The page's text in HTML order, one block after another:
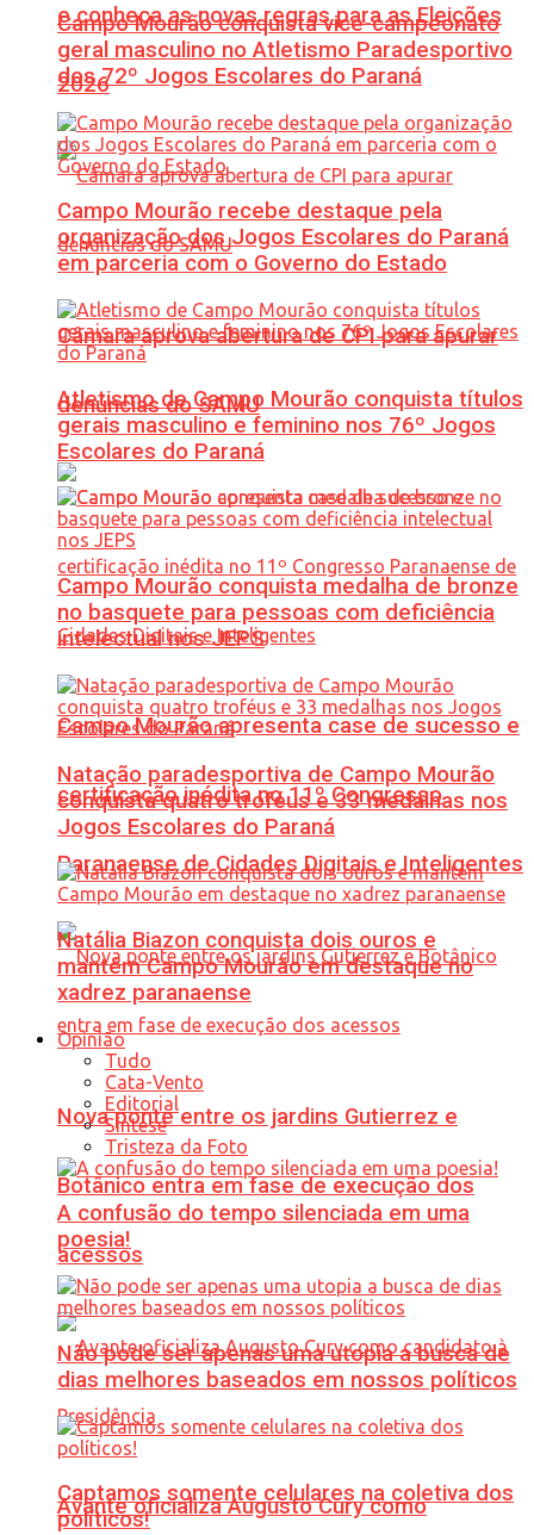
e conheça as novas regras para as Eleições
2026
Câmara aprova abertura de CPI para apurar
denúncias do SAMU
Campo Mourão apresenta case de sucesso e
certificação inédita no 11º Congresso
Paranaense de Cidades Digitais e Inteligentes
Nova ponte entre os jardins Gutierrez e
Botânico entra em fase de execução dos
acessos
Avante oficializa Augusto Cury como
Campo Mourão conquista vice-campeonato
geral masculino no Atletismo Paradesportivo
dos 72º Jogos Escolares do Paraná
Campo Mourão recebe destaque pela
organização dos Jogos Escolares do Paraná
em parceria com o Governo do Estado
Atletismo de Campo Mourão conquista títulos
gerais masculino e feminino nos 76º Jogos
Escolares do Paraná
Campo Mourão conquista medalha de bronze
no basquete para pessoas com deficiência
intelectual nos JEPS
Natação paradesportiva de Campo Mourão
conquista quatro troféus e 33 medalhas nos
Jogos Escolares do Paraná
Natália Biazon conquista dois ouros e
mantém Campo Mourão em destaque no
xadrez paranaense
Opinião
Tudo
Cata-Vento
Editorial
Síntese
Tristeza da Foto
A confusão do tempo silenciada em uma
poesia!
Não pode ser apenas uma utopia a busca de
dias melhores baseados em nossos políticos
Captamos somente celulares na coletiva dos
políticos!